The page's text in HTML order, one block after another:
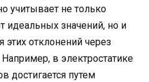
учитывает не только
идеальных значений, но и
этих отклонений через
в электростатике
достигается путем